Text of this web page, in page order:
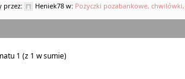
przez: Heniek78 w: Pożyczki pozabankowe,
1 (z 1 w sumie)